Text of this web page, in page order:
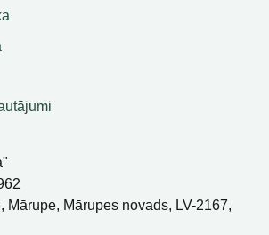
Mārupe, Mārupes novads, LV-2167,